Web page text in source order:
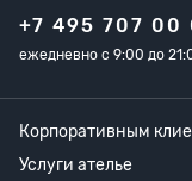
+7 495 707 00
ежедневно с 9:00 до
Корпоративным
Услуги ателье